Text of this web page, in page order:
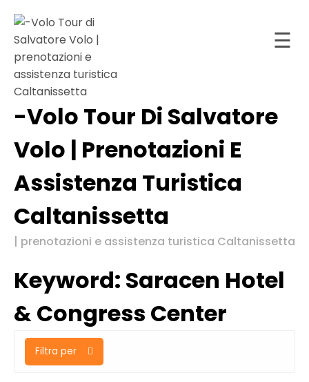
Skip
to
content
-Volo Tour Di Salvatore
Volo | Prenotazioni E
Assistenza Turistica
Caltanissetta
| prenotazioni e assistenza turistica Caltanissetta
☰
Home
&
Keyword: Saracen Hotel
& Congress Center
Filtra per
Vuoi prenotare una vacanza
e conoscere il prezzo a te
riservato? Chiama
320.4330390 o scrivi su
WhatsApp e approfitta dei
nostri Speciali Sconti